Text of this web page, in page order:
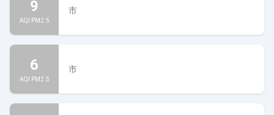
9
AQI PM2.5
市
6
AQI PM2.5
市